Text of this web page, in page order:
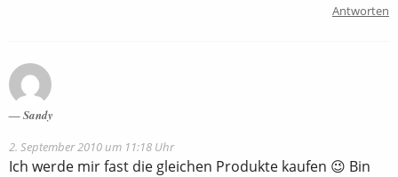
Antworten
Sandy
2. September 2010 um 11:18 Uhr
Ich werde mir fast die gleichen Produkte kaufen 😉 Bin